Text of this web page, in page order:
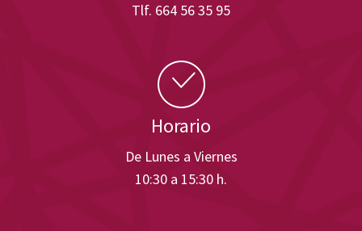
Tlf. 664 56 35 95
Horario
De Lunes a Viernes
10:30 a 15:30 h.